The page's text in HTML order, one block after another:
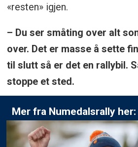
«resten» igjen.
– Du ser småting over alt
over. Det er masse å sette
til slutt så er det en rallybil.
stoppe et sted.
Mer fra Numedalsrally her: